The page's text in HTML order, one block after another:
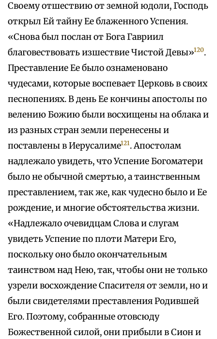
Своему отшествию от земной юдоли, Господь
открыл Ей тайну Ее блаженного Успения.
«Снова был послан от Бога Гавриил
благовествовать изшествие Чистой Девы»120.
Преставление Ее было ознаменовано
чудесами, которые воспевает Церковь в своих
песнопениях. В день Ее кончины апостолы по
велению Божию были восхищены на облака и
из разных стран земли перенесены и
поставлены в Иерусалиме121. Апостолам
надлежало увидеть, что Успение Богоматери
было не обычной смертью, а таинственным
преставлением, так же, как чудесно было и Ее
рождение, и многие обстоятельства жизни.
«Надлежало очевидцам Слова и слугам
увидеть Успение по плоти Матери Его,
поскольку оно было окончательным
таинством над Нею, так, чтобы они не только
узрели восхождение Спасителя от земли, но и
были свидетелями преставления Родившей
Его. Поэтому, собранные отовсюду
Божественной силой, они прибыли в Сион и